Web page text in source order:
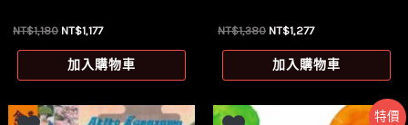
NT$1,180 原
價
格：
NT$1,177目
價
格：
加入購物車
NT$1,380 原
價
格：
NT$1,277目
價
格：
加入購物車
特價